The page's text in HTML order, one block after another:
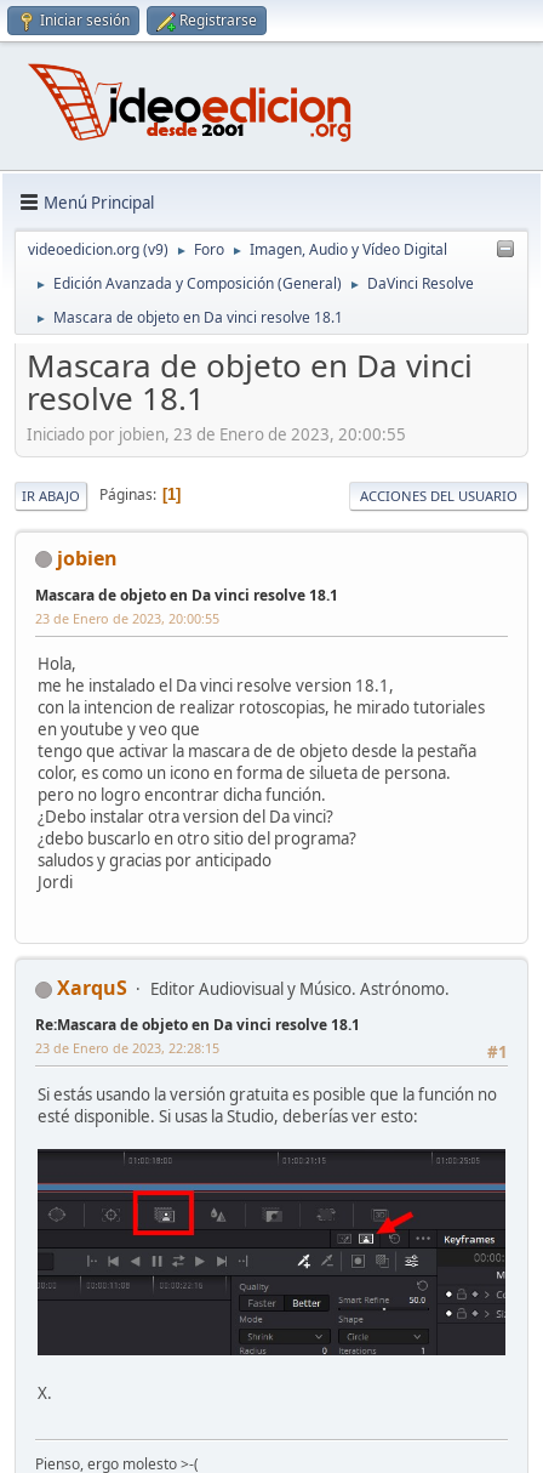
Iniciar sesión Registrarse
Menú Principal
videoedicion.org (v9) ► Foro ► Imagen, Audio y Vídeo Digital
► Edición Avanzada y Composición (General) ► DaVinci Resolve
► Mascara de objeto en Da vinci resolve 18.1
Mascara de objeto en Da vinci
resolve 18.1
Iniciado por jobien, 23 de Enero de 2023, 20:00:55
IR ABAJO Páginas 1 ACCIONES DEL USUARIO
jobien
Mascara de objeto en Da vinci resolve 18.1
23 de Enero de 2023, 20:00:55
Hola,
me he instalado el Da vinci resolve version 18.1,
con la intencion de realizar rotoscopias, he mirado tutoriales
en youtube y veo que
tengo que activar la mascara de de objeto desde la pestaña
color, es como un icono en forma de silueta de persona.
pero no logro encontrar dicha función.
¿Debo instalar otra version del Da vinci?
¿debo buscarlo en otro sitio del programa?
saludos y gracias por anticipado
Jordi
XarquS Editor Audiovisual y Músico. Astrónomo.
Re:Mascara de objeto en Da vinci resolve 18.1
#1
23 de Enero de 2023, 22:28:15
Si estás usando la versión gratuita es posible que la función no
esté disponible. Si usas la Studio, deberías ver esto:
X.
Pienso, ergo molesto >-(